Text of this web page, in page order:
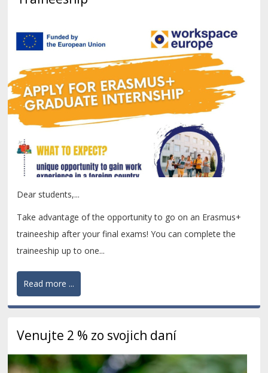
Dear students,...
Take advantage of the opportunity to go on an Erasmus+
traineeship after your final exams! You can complete the
traineeship up to one...
Read more ...
Venujte 2 % zo svojich daní